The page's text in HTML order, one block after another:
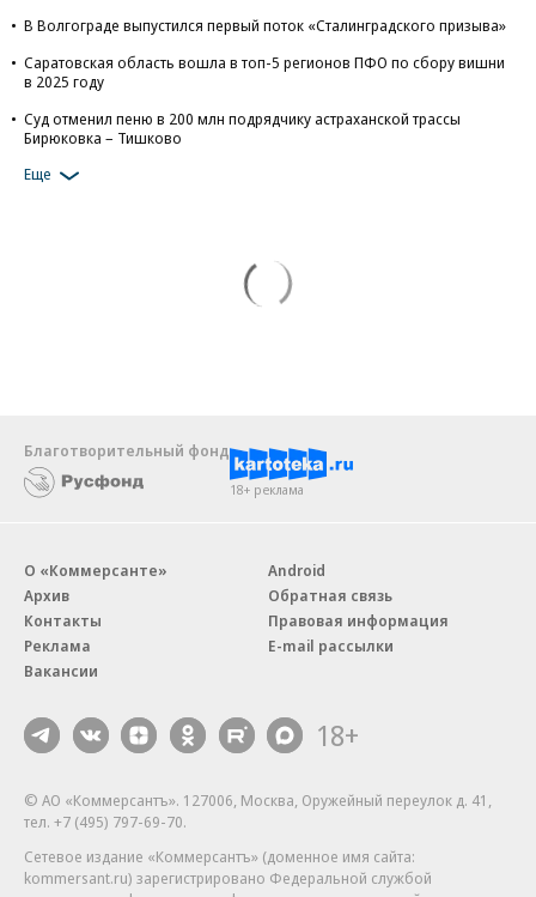
В Волгограде выпустился первый поток «Сталинградского призыва»
Саратовская область вошла в топ-5 регионов ПФО по сбору вишни
в 2025 году
Суд отменил пеню в 200 млн подрядчику астраханской трассы
Бирюковка – Тишково
Еще
Благотворительный фонд
18+ реклама
О «Коммерсанте»
Архив
Контакты
Реклама
Вакансии
Android
Обратная связь
Правовая информация
E-mail рассылки
18+
© АО «Коммерсантъ». 127006, Москва, Оружейный переулок д. 41,
тел. +7 (495) 797-69-70.
Сетевое издание «Коммерсантъ» (доменное имя сайта:
kommersant.ru) зарегистрировано Федеральной службой